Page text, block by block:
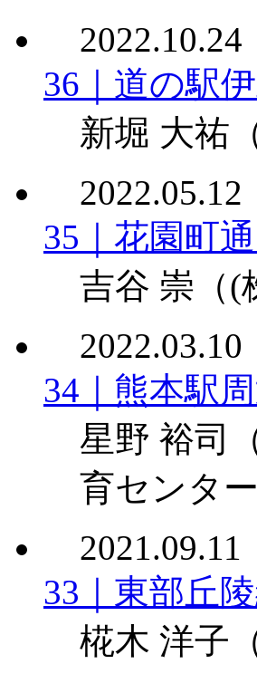
2022.10.24
36｜道の駅
新堀 大祐
2022.05.12
35｜花園町通
吉谷 崇 （
2022.03.10
34｜熊本駅
星野 裕司
育センタ
2021.09.11
33｜東部丘
椛木 洋子